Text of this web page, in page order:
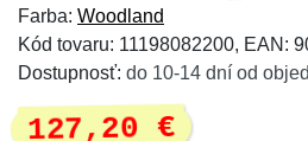
Farba: Woodland
Kód tovaru: 11198082200, EAN:
Dostupnosť: do 10-14 dní od
127,20 €